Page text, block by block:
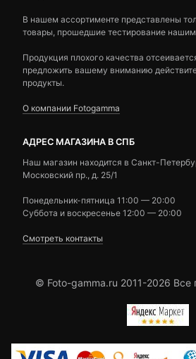
В нашем ассортименте представлены
товары, прошедшие тестирование
Продукция плохого качества
предложить вашему вниманию
продукты.
О компании Fotogamma
АДРЕС МАГАЗИНА В СПБ
Наш магазин находится в Санкт-
Московский пр., д. 25/1
Понедельник-пятница 11:00 — 20:00
Суббота и воскресенье 12:00 — 20:00
Смотреть контакты
© Foto-gamma.ru 2011-2026